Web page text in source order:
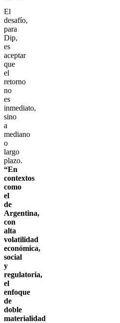
El
desafío,
para
Dip,
es
aceptar
que
el
retorno
no
es
inmediato,
sino
a
mediano
o
largo
plazo.
“En
contextos
como
el
de
Argentina,
con
alta
volatilidad
económica,
social
y
regulatoria,
el
enfoque
de
doble
materialidad